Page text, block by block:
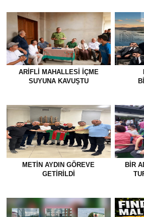
ARIFLI MAHALLESI İÇME
SUYUNA KAVUŞTU
METİN AYDIN GÖREVE
GETİRİLDİ
BİR